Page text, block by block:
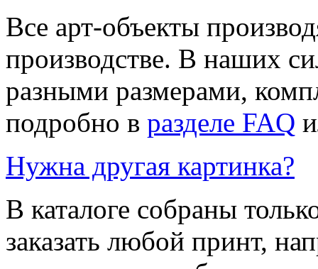
Все арт-объекты
производстве. В наших
разными размерами,
подробно в разделе FAQ
Нужна другая картинка?
В каталоге собраны
заказать любой принт,